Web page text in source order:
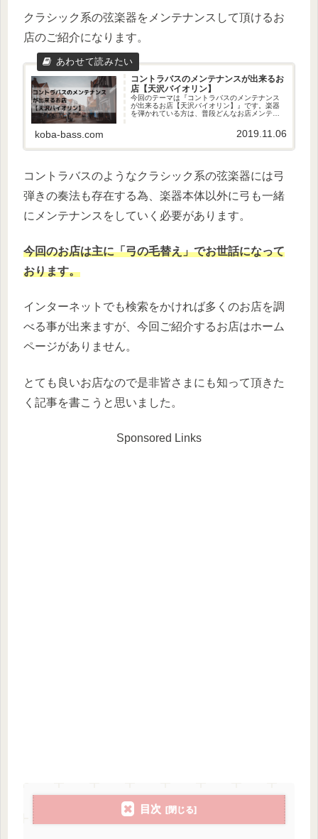
クラシック系の弦楽器をメンテナンスして頂けるお
店のご紹介になります。
コントラバスのメンテナンスが出来るお
店【天沢バイオリン】
今回のテーマは『コントラバスのメンテナンス
が出来るお店【天沢バイオリン】』です。楽器
を弾かれている方は、普段どんなお店メンテナ
入したお店」でされている事が多いかと思いま
す。アフターフォローの無いお店...
koba-bass.com 2019.11.06
コントラバスのようなクラシック系の弦楽器には弓
弾きの奏法も存在する為、楽器本体以外に弓も一緒
にメンテナンスをしていく必要があります。
今回のお店は主に「弓の毛替え」でお世話になって
おります。
インターネットでも検索をかければ多くのお店を調
べる事が出来ますが、今回ご紹介するお店はホーム
ページがありません。
とても良いお店なので是非皆さまにも知って頂きた
く記事を書こうと思いました。
Sponsored Links
目次